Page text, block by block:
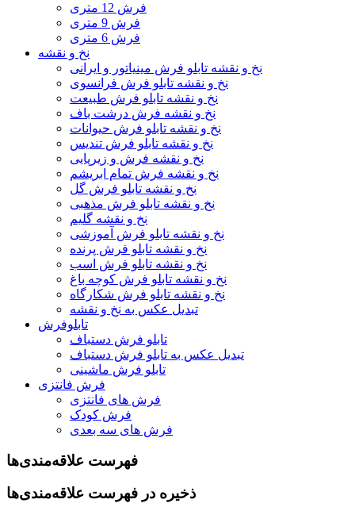
فرش 12 متری
فرش 9 متری
فرش 6 متری
نخ و نقشه
نخ و نقشه تابلو فرش مینیاتور و ایرانی
نخ و نقشه تابلو فرش فرانسوی
نخ و نقشه تابلو فرش طبیعت
نخ و نقشه فرش درشت باف
نخ و نقشه تابلو فرش حیوانات
نخ و نقشه تابلو فرش تندیس
نخ و نقشه فرش و زیرپایی
نخ و نقشه فرش تمام ابریشم
نخ و نقشه تابلو فرش گل
نخ و نقشه تابلو فرش مذهبی
نخ و نقشه گلیم
نخ و نقشه تابلو فرش آموزشی
نخ و نقشه تابلو فرش پرنده
نخ و نقشه تابلو فرش اسب
نخ و نقشه تابلو فرش کوچه باغ
نخ و نقشه تابلو فرش شکارگاه
تبدیل عکس به نخ و نقشه
تابلوفرش
تابلو فرش دستباف
تبدیل عکس به تابلو فرش دستباف
تابلو فرش ماشینی
فرش فانتزی
فرش های فانتزی
فرش کودک
فرش های سه بعدی
فهرست علاقه‌مندی‌ها
ذخیره در فهرست علاقه‌مندی‌ها